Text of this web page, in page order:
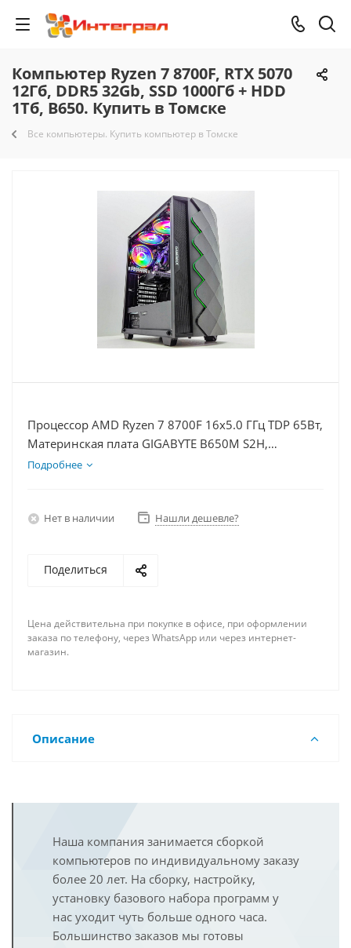
Компьютер Ryzen 7 8700F, RTX 5070
12Гб, DDR5 32Gb, SSD 1000Гб + HDD
1Тб, B650. Купить в Томске
Все компьютеры. Купить компьютер в Томске
Процессор AMD Ryzen 7 8700F 16x5.0 ГГц TDP 65Вт,
Материнская плата GIGABYTE B650M S2H,
Видеокарта RTX 5070 12Гб, Память DDR5 32Gb,
Подробнее
Нет в наличии Нашли дешевле?
Поделиться
Цена действительна при покупке в офисе, при оформлении
заказа по телефону, через WhatsApp или через интернет-
магазин.
Описание
Наша компания занимается сборкой
компьютеров по индивидуальному заказу
более 20 лет. На сборку, настройку,
установку базового набора программ у
нас уходит чуть больше одного часа.
Большинство заказов мы готовы